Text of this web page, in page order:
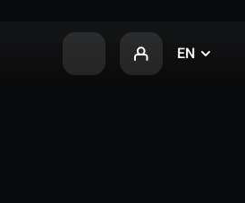
EN